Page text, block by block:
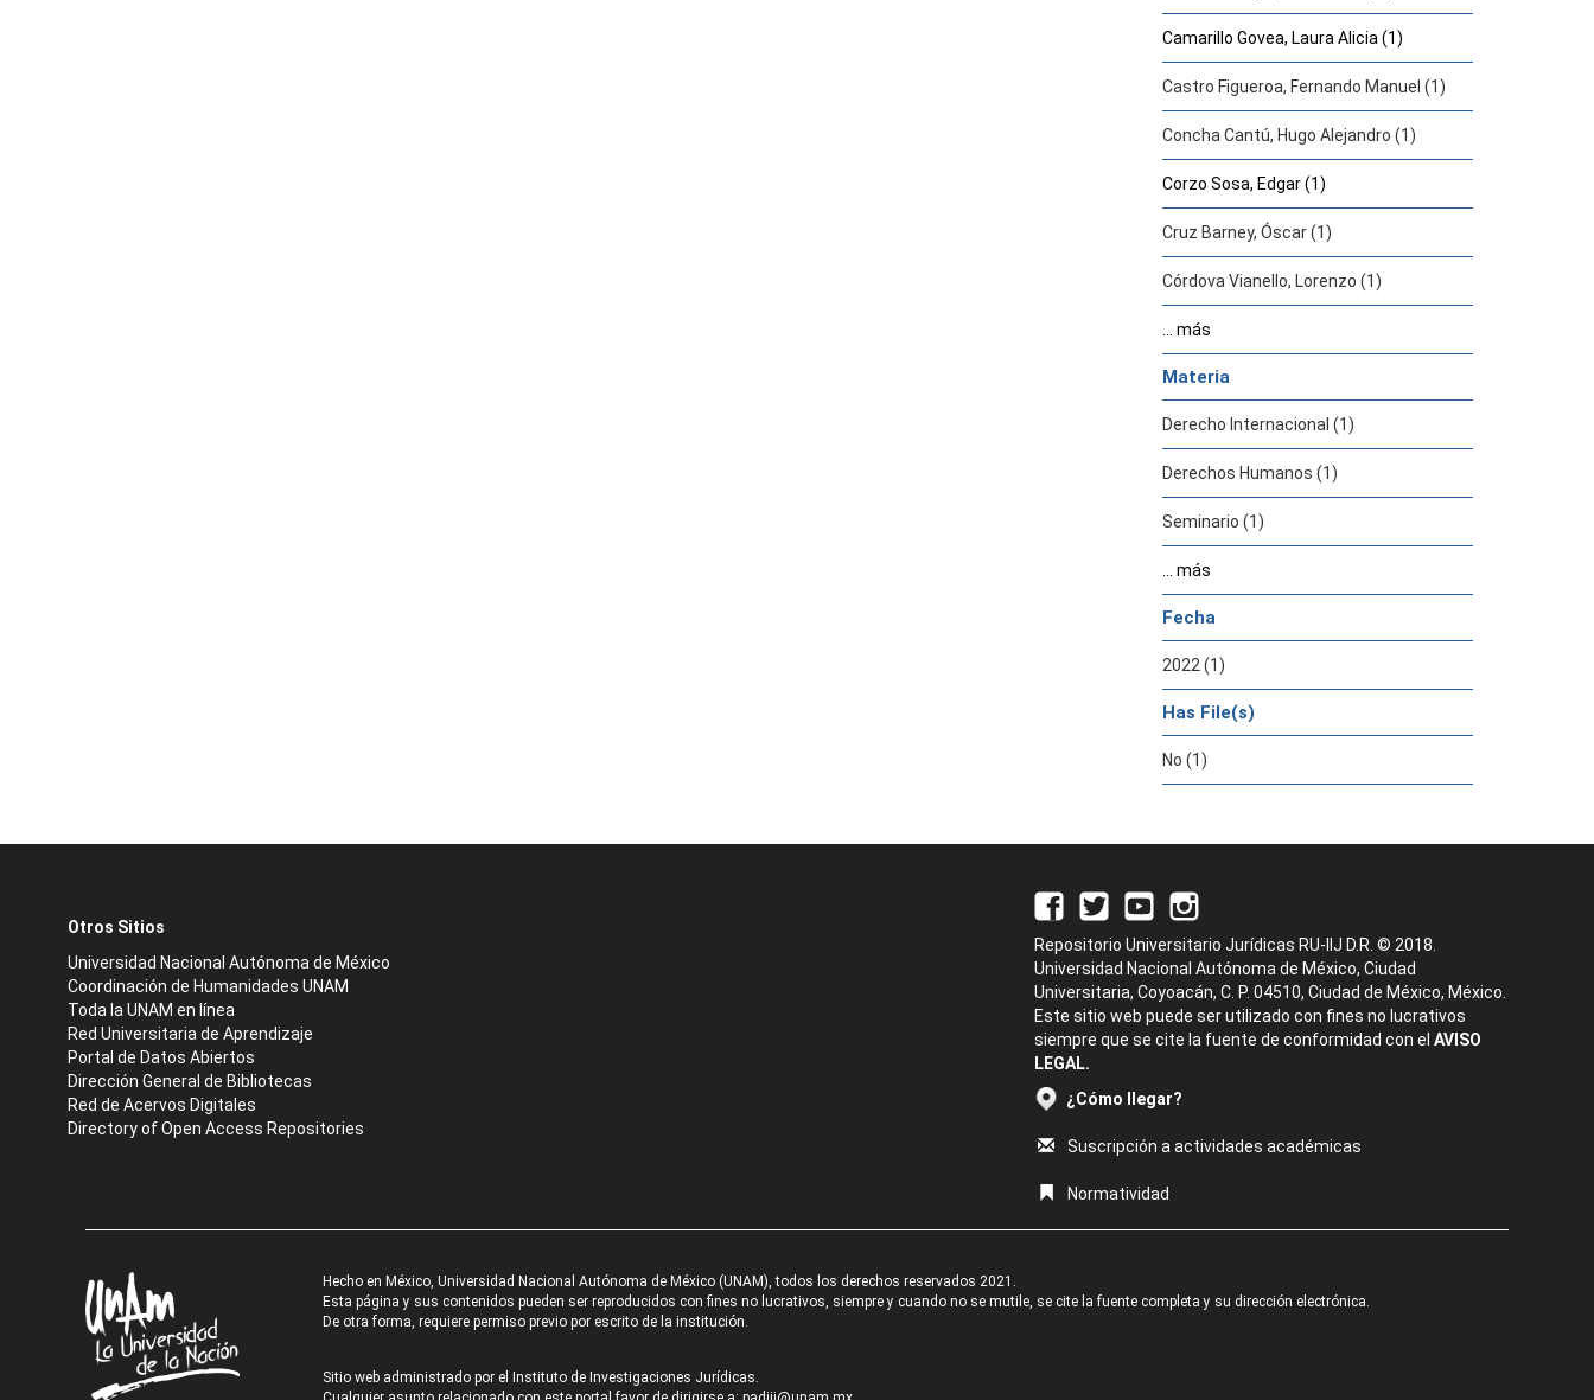
Camarillo Govea, Laura Alicia (1)
Castro Figueroa, Fernando Manuel (1)
Concha Cantú, Hugo Alejandro (1)
Corzo Sosa, Edgar (1)
Cruz Barney, Óscar (1)
Córdova Vianello, Lorenzo (1)
... más
Materia
Derecho Internacional (1)
Derechos Humanos (1)
Seminario (1)
... más
Fecha
2022 (1)
Has File(s)
No (1)
Otros Sitios
Universidad Nacional Autónoma de México
Coordinación de Humanidades UNAM
Toda la UNAM en línea
Red Universitaria de Aprendizaje
Portal de Datos Abiertos
Dirección General de Bibliotecas
Red de Acervos Digitales
Directory of Open Access Repositories
Repositorio Universitario Jurídicas RU-IIJ D.R. © 2018.
Universidad Nacional Autónoma de México, Ciudad
Universitaria, Coyoacán, C. P. 04510, Ciudad de México, México.
Este sitio web puede ser utilizado con fines no lucrativos
siempre que se cite la fuente de conformidad con el AVISO
LEGAL.
¿Cómo llegar?
Suscripción a actividades académicas
Normatividad
Hecho en México, Universidad Nacional Autónoma de México (UNAM), todos los derechos reservados 2021.
Esta página y sus contenidos pueden ser reproducidos con fines no lucrativos, siempre y cuando no se mutile, se cite la fuente completa y su dirección electrónica.
De otra forma, requiere permiso previo por escrito de la institución.
Sitio web administrado por el Instituto de Investigaciones Jurídicas.